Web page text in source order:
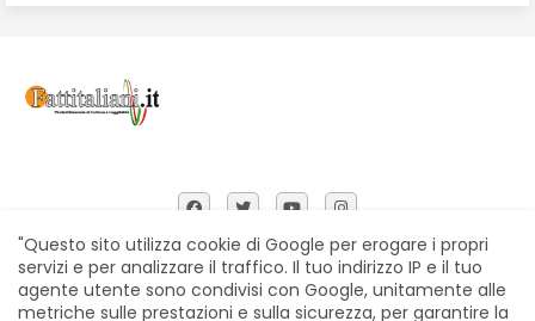
Home Chi siamo Contatti
Privacy Policy
"Questo sito utilizza cookie di Google per erogare i propri
servizi e per analizzare il traffico. Il tuo indirizzo IP e il tuo
agente utente sono condivisi con Google, unitamente alle
metriche sulle prestazioni e sulla sicurezza, per garantire la